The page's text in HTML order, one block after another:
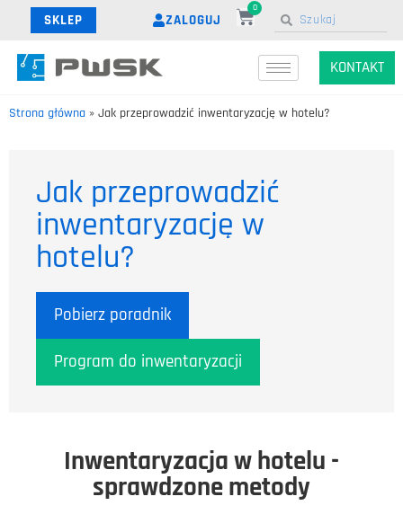
SKLEP ZALOGUJ
0
KONTAKT
Strona główna » Jak przeprowadzić inwentaryzację w hotelu?
Jak przeprowadzić
inwentaryzację w
hotelu?
Pobierz poradnik
Program do inwentaryzacji
Inwentaryzacja w hotelu -
sprawdzone metody